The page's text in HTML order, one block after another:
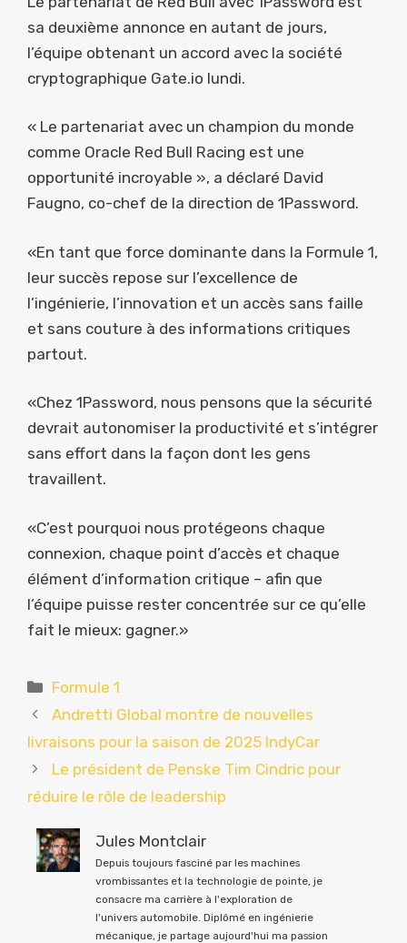
sa deuxième annonce en autant de jours,
l’équipe obtenant un accord avec la société
cryptographique Gate.io lundi.
« Le partenariat avec un champion du monde
comme Oracle Red Bull Racing est une
opportunité incroyable », a déclaré David
Faugno, co-chef de la direction de 1Password.
«En tant que force dominante dans la Formule 1,
leur succès repose sur l’excellence de
l’ingénierie, l’innovation et un accès sans faille
et sans couture à des informations critiques
partout.
«Chez 1Password, nous pensons que la sécurité
devrait autonomiser la productivité et s’intégrer
sans effort dans la façon dont les gens
travaillent.
«C’est pourquoi nous protégeons chaque
connexion, chaque point d’accès et chaque
élément d’information critique – afin que
l’équipe puisse rester concentrée sur ce qu’elle
fait le mieux: gagner.»
Catégories
Formule 1
Andretti Global montre de nouvelles
livraisons pour la saison de 2025 IndyCar
Le président de Penske Tim Cindric pour
réduire le rôle de leadership
Jules Montclair
Depuis toujours fasciné par les machines
vrombissantes et la technologie de pointe, je
consacre ma carrière à l'exploration de
l'univers automobile. Diplômé en ingénierie
mécanique, je partage aujourd'hui ma passion